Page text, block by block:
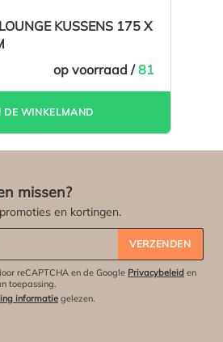
KUSSENS 175 X
op voorraad /81
DE WINKELMAND
missen?
en kortingen.
VERZENDEN
reCAPTCHA en de Google Privacybeleid en
toepassing.
informatie gelezen.